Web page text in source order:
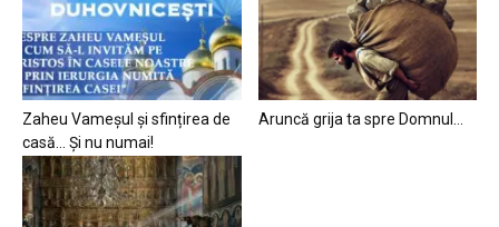
Zaheu Vameșul și sfințirea de
casă… Și nu numai!
Aruncă grija ta spre Domnul…